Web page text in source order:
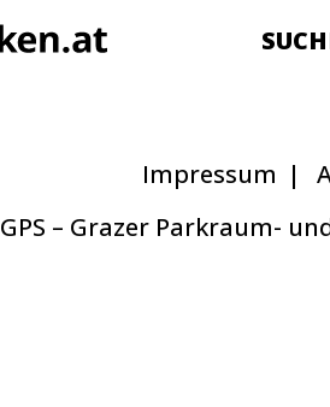
Impressum
GPS – Grazer Parkraum-